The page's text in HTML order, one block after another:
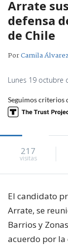
Arrate
defensa
de Chile
PorCamila
Lunes 19 octubre
Seguimos criterios
217
visitas
El candidato
Arrate, se
Barrios y
acuerdo por